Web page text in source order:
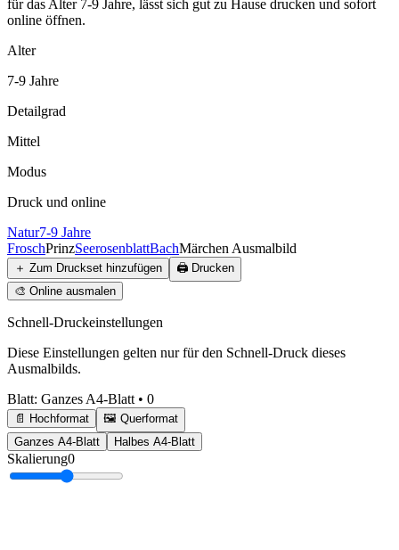
für das Alter 7-9 Jahre, lässt sich gut zu Hause drucken und sofort
online öffnen.
Alter
7-9 Jahre
Detailgrad
Mittel
Modus
Druck und online
Natur7-9 Jahre
FroschPrinzSeerosenblattBachMärchen Ausmalbild
＋ Zum Druckset hinzufügen 🖨️ Drucken
🎨 Online ausmalen
Schnell-Druckeinstellungen
Diese Einstellungen gelten nur für den Schnell-Druck dieses
Ausmalbilds.
Blatt: Ganzes A4-Blatt • 0
📄 Hochformat
🖼️ Querformat
Ganzes A4-Blatt
Halbes A4-Blatt
Skalierung0